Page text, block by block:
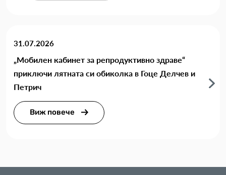
31.07.2026
„Мобилен кабинет за репродуктивно здраве“
приключи лятната си обиколка в Гоце Делчев и
Петрич
Виж повече